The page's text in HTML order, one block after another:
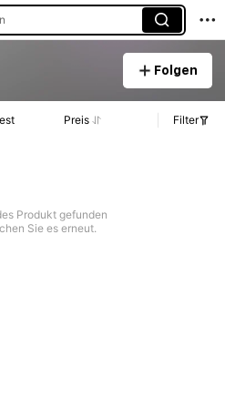
Folgen
Preis Filter
Produkt gefunden
Sie es erneut.